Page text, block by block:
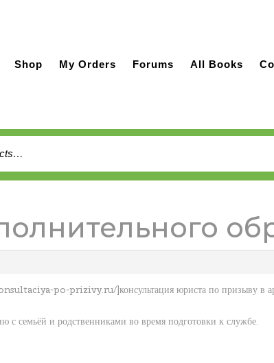
Shop My Orders Forums All Books
po-prizivy.ru/]консультация юриста по призыву в
семьёй и родственниками во время подготовки к службе.